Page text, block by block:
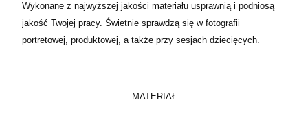
Wykonane z najwyższej jakości materiału usprawnią i podniosą
jakość Twojej pracy. Świetnie sprawdzą się w fotografii
portretowej, produktowej, a także przy sesjach dziecięcych.
MATERIAŁ